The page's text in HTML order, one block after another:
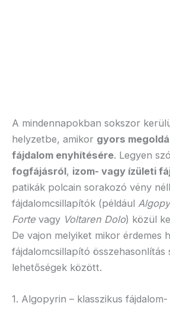
A mindennapokban sokszor
helyzetbe, amikor gyors
fájdalom enyhítésére. Legyen szó
fogfájásról, izom- vagy ízületi
patikák polcain sorakozó vény
fájdalomcsillapítók (például
Forte vagy Voltaren Dolo) közül
De vajon melyiket mikor érdemes
fájdalomcsillapító összehasonlítás
lehetőségek között.
1. Algopyrin – klasszikus